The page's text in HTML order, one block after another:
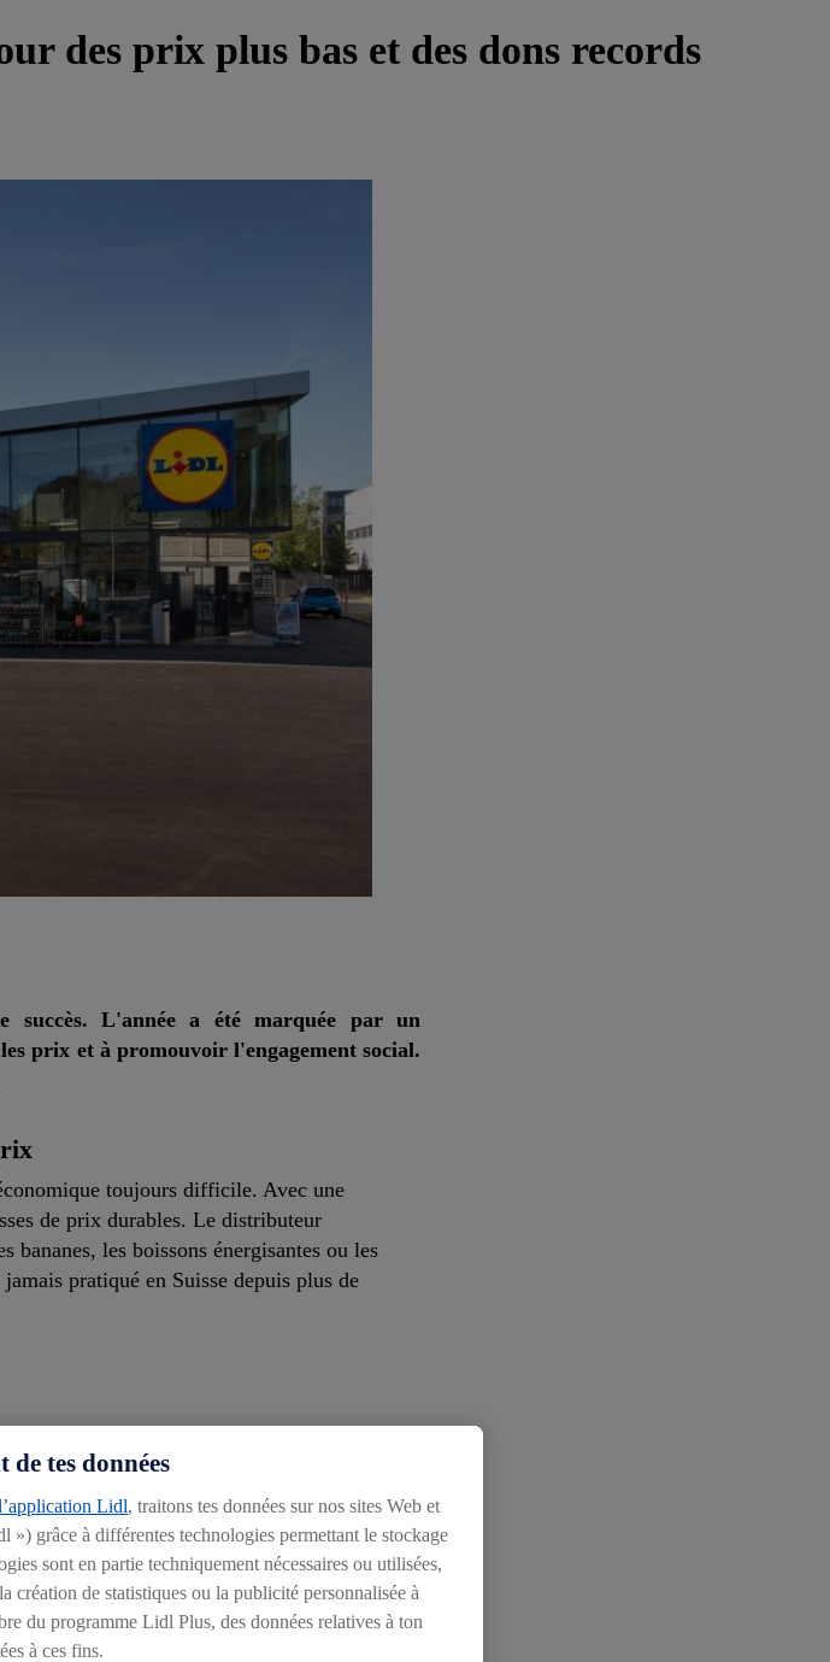
des prix plus bas et des dons records
succès. L'année a été marquée par un
prix et à promouvoir l'engagement social.
toujours difficile. Avec une
de prix durables. Le distributeur
les boissons énergisantes ou les
pratiqué en Suisse depuis plus de
produits fabriqués en Suisse et est devenue
articles, l'offre sous le cœur rouge
lancement de la marque est l’un des plus
et a soutenu des projets sociaux
tes données
Lidl, traitons tes données sur nos sites Web et
grâce à différentes technologies permettant le stockage
sont en partie techniquement nécessaires ou utilisées,
création de statistiques ou la publicité personnalisée à
du programme Lidl Plus, des données relatives à ton
à ces fins.